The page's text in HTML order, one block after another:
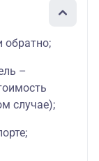
–
случае);